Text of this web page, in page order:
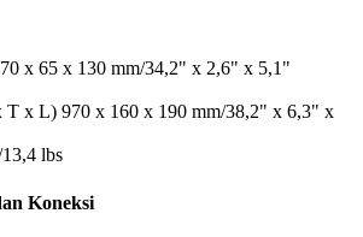
x 65 x 130 mm/34,2" x 2,6" x 5,1"
T x L) 970 x 160 x 190 mm/38,2" x 6,3" x
lbs
Koneksi